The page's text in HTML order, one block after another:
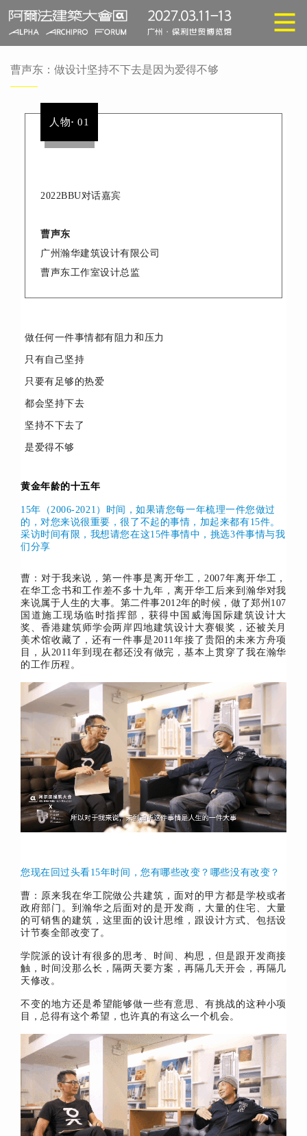
曹声东：做设计坚持不下去是因为爱得不够
人物·01
2022BBU对话嘉宾
曹声东
广州瀚华建筑设计有限公司
曹声东工作室设计总监
做任何一件事情都有阻力和压力
只有自己坚持
只要有足够的热爱
都会坚持下去
坚持不下去了
是爱得不够
黄金年龄的十五年
15年（2006-2021）时间，如果请您每一年梳理一件您做过
的，对您来说很重要，很了不起的事情，加起来都有15件。
采访时间有限，我想请您在这15件事情中，挑选3件事情与我
们分享
曹：对于我来说，第一件事是离开华工，2007年离开华工，
在华工念书和工作差不多十九年，离开华工后来到瀚华对我
来说属于人生的大事。第二件事2012年的时候，做了郑州107
国道施工现场临时指挥部，获得中国威海国际建筑设计大
奖、香港建筑师学会两岸四地建筑设计大赛银奖，还被关月
美术馆收藏了，还有一件事是2011年接了贵阳的未来方舟项
目，从2011年到现在都还没有做完，基本上贯穿了我在瀚华
的工作历程。
您现在回过头看15年时间，您有哪些改变？ 哪些没有改变？
曹：原来我在华工院做公共建筑，面对的甲方都是学校或者
政府部门。到瀚华之后面对的是开发商，大量的住宅、大量
的可销售的建筑，这里面的设计思维，跟设计方式、包括设
计节奏全部改变了。
学院派的设计有很多的思考、时间、构思，但是跟开发商接
触，时间没那么长，隔两天要方案，再隔几天开会，再隔几
天修改。
不变的地方还是希望能够做一些有意思、有挑战的这种小项
目，总得有这个希望，也许真的有这么一个机会。